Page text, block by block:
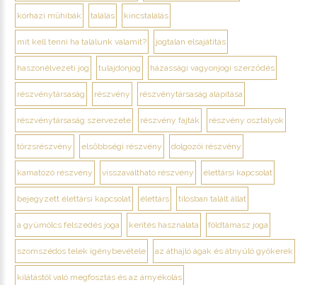
kórházi műhibák találás kincstalálás
mit kell tenni ha találunk valamit? jogtalan elsajátítás
haszonélvezeti jog tulajdonjog házassági vagyonjogi szerződés
részvénytársaság részvény részvénytársaság alapítása
részvénytársaság szervezete részvény fajták részvény osztályok
törzsrészvény elsőbbségi részvény dolgozói részvény
kamatozó részvény visszaváltható részvény élettársi kapcsolat
bejegyzett élettársi kapcsolat élettárs tilosban talált állat
a gyümölcs felszedés joga kerítés használata földtámasz joga
szomszédos telek igénybevétele az áthajló ágak és átnyúló gyökerek
kilátástól való megfosztás és az árnyékolás